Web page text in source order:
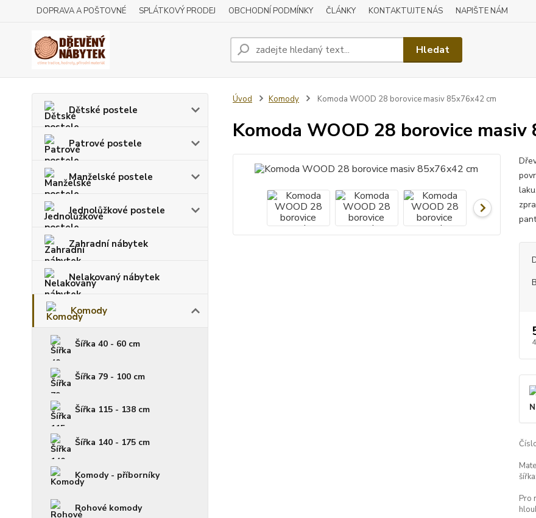
DOPRAVA A POŠTOVNÉ SPLÁTKOVÝ PRODEJ OBCHODNÍ PODMÍNKY ČLÁNKY KONTAKTUJTE NÁS NAPIŠTE NÁM
Hledat
Dětské postele
Patrové postele
Manželské postele
Jednolůžkové postele
Zahradní nábytek
Nelakovaný nábytek
Komody
Šířka 40 - 60 cm
Šířka 79 - 100 cm
Šířka 115 - 138 cm
Šířka 140 - 175 cm
Komody - příborníky
Rohové komody
Úvod Komody Komoda WOOD 28 borovice masiv 85x76x42 cm
Komoda WOOD 28 borovice
šířka:
Pro